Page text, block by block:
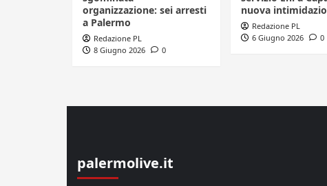
organizzazione: sei arresti
a Palermo
Redazione PL
8 Giugno 2026
0
nuova
Redazione PL
6 Giugno 2026
0
palermolive.it